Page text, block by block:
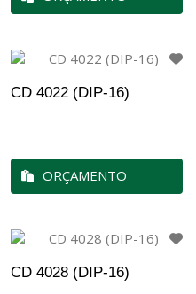
CD 4022 (DIP-16)
ORÇAMENTO
CD 4028 (DIP-16)